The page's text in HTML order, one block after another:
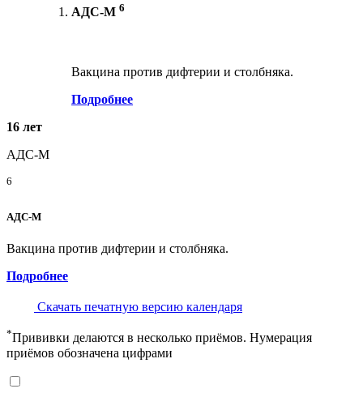
АДС-М 6
Вакцина против дифтерии и столбняка.
Подробнее
16 лет
АДС-М
6
АДС-М
Вакцина против дифтерии и столбняка.
Подробнее
Скачать печатную версию календаря
*Прививки делаются в несколько приёмов. Нумерация
приёмов обозначена цифрами